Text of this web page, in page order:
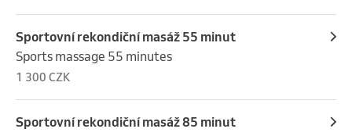
Sportovní rekondiční masáž 55 minut
Sports massage 55 minutes
1 300 CZK
Sportovní rekondiční masáž 85 minut